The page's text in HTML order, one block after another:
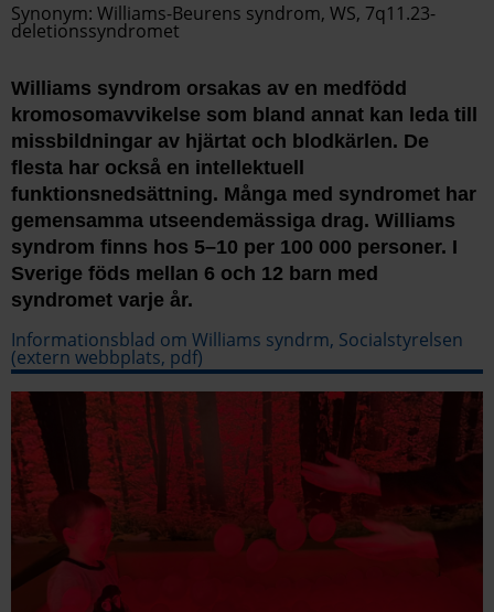
Synonym: Williams-Beurens syndrom, WS, 7q11.23-
deletionssyndromet
Williams syndrom orsakas av en medfödd
kromosomavvikelse som bland annat kan leda till
missbildningar av hjärtat och blodkärlen. De
flesta har också en intellektuell
funktionsnedsättning. Många med syndromet har
gemensamma utseendemässiga drag. Williams
syndrom finns hos 5–10 per 100 000 personer. I
Sverige föds mellan 6 och 12 barn med
syndromet varje år.
Informationsblad om Williams syndrm, Socialstyrelsen
(extern webbplats, pdf)